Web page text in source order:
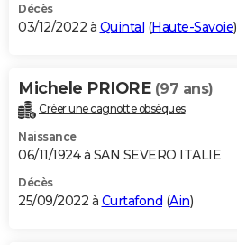
Décès
03/12/2022 à Quintal (Haute-Savoie)
Michele PRIORE (97 ans)
Créer une cagnotte obsèques
Naissance
06/11/1924 à SAN SEVERO ITALIE
Décès
25/09/2022 à Curtafond (Ain)